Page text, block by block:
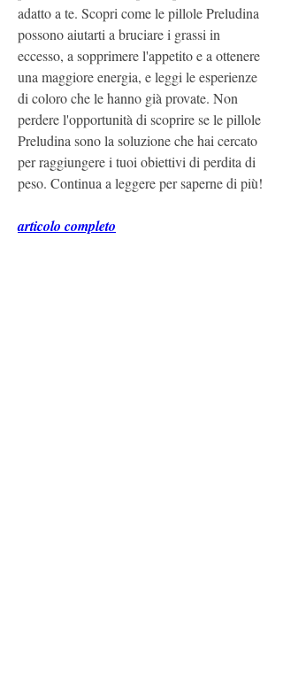
adatto a te. Scopri come le pillole Preludina
possono aiutarti a bruciare i grassi in
eccesso, a sopprimere l'appetito e a ottenere
una maggiore energia, e leggi le esperienze
di coloro che le hanno già provate. Non
perdere l'opportunità di scoprire se le pillole
Preludina sono la soluzione che hai cercato
per raggiungere i tuoi obiettivi di perdita di
peso. Continua a leggere per saperne di più!
articolo completo